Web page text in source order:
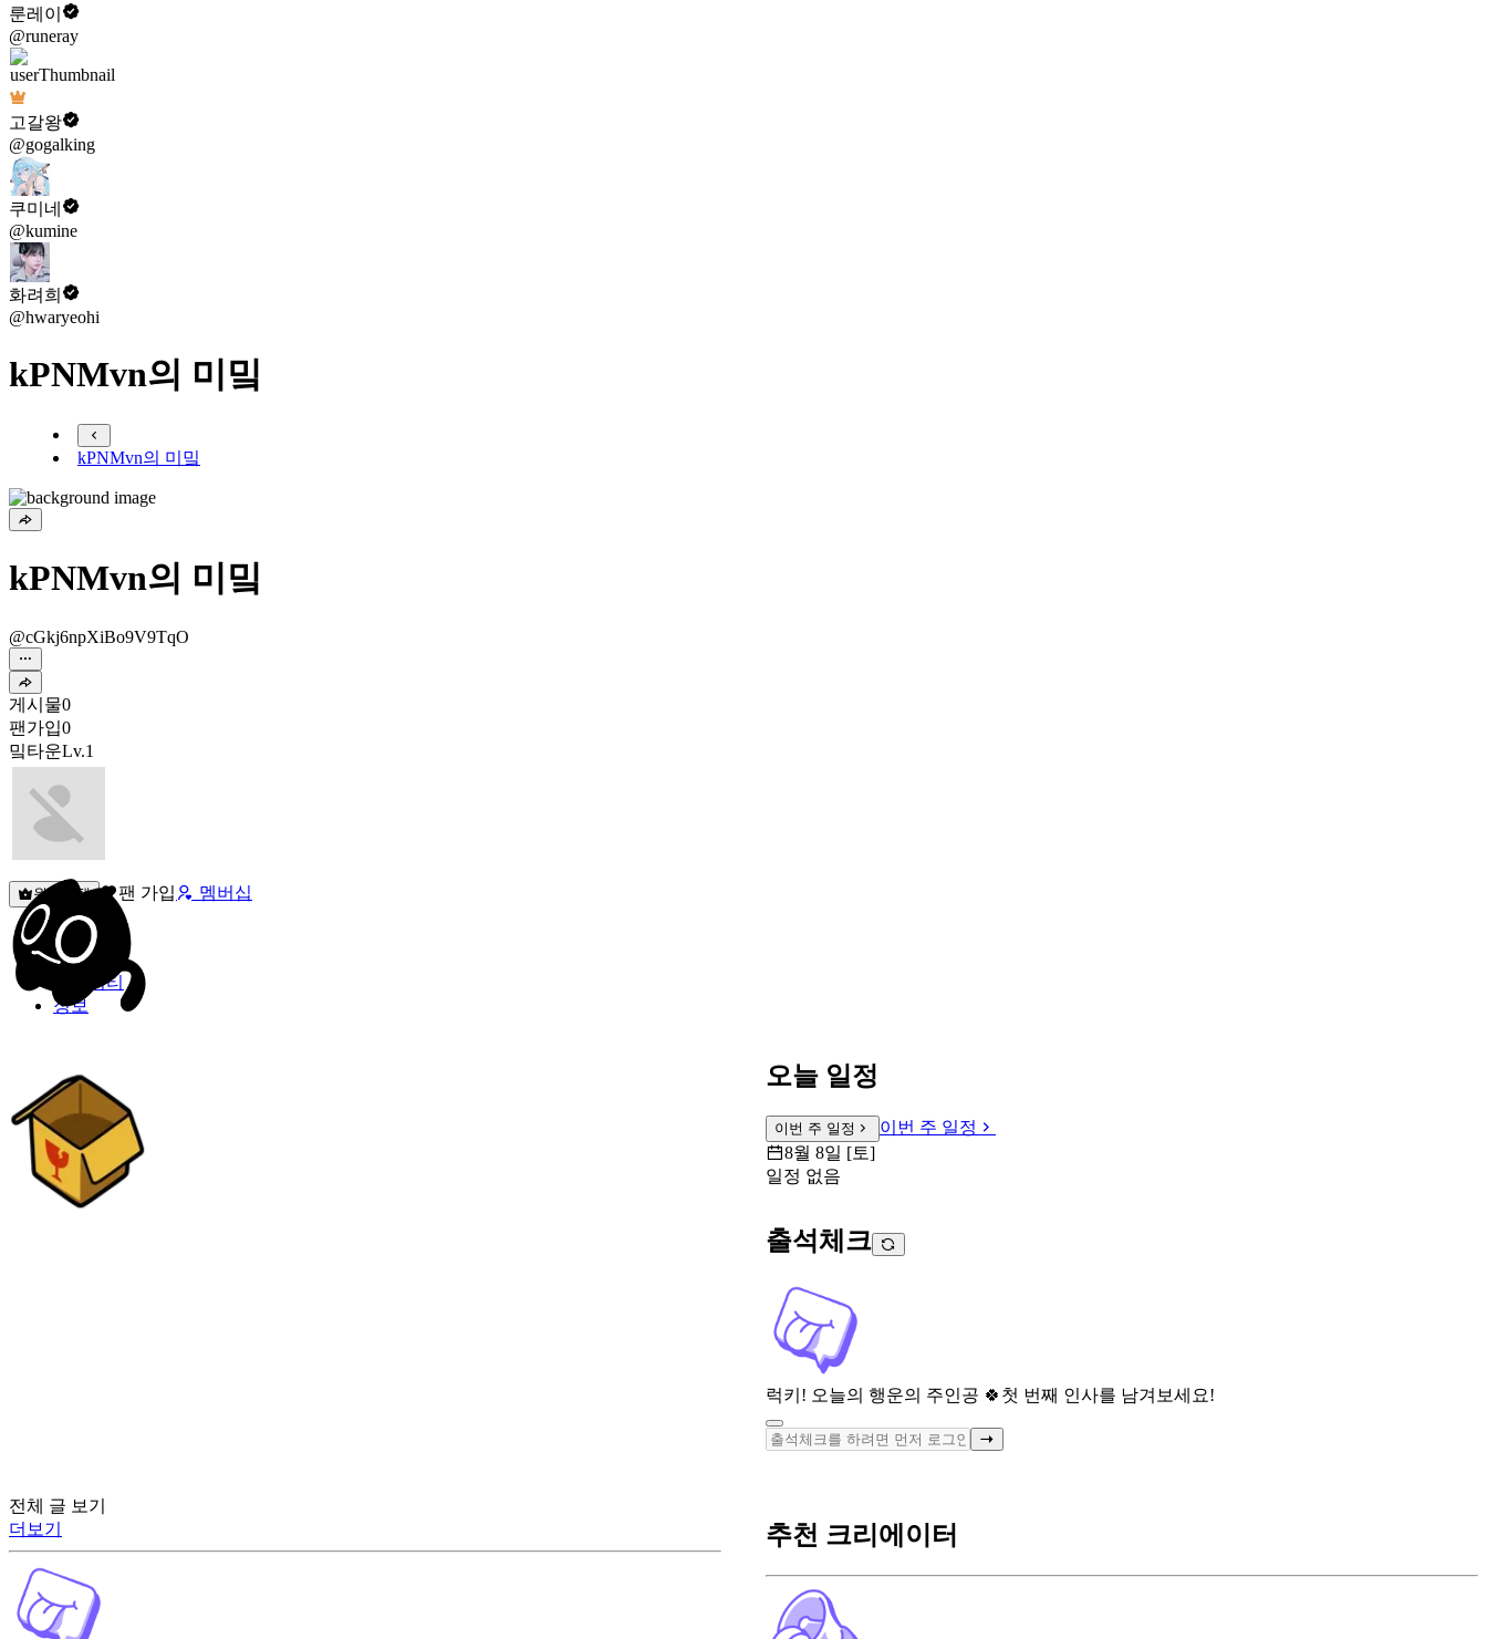
룬레이
@runeray
고갈왕
@gogalking
쿠미네
@kumine
화려희
@hwaryeohi
kPNMvn의 미밐
kPNMvn의 미밐
kPNMvn의 미밐
@cGkj6npXiBo9V9TqO
게시물0
팬가입0
밐타운Lv.1
원픽선택 팬 가입 멤버십
밐타운
피드
커뮤니티
정보
오늘 일정
이번 주 일정
이번 주 일정
8월 8일 [토]
일정 없음
출석체크
럭키! 오늘의 행운의 주인공 🍀 첫 번째 인사를 남겨보세요!
전체 글 보기
더보기
추천 크리에이터